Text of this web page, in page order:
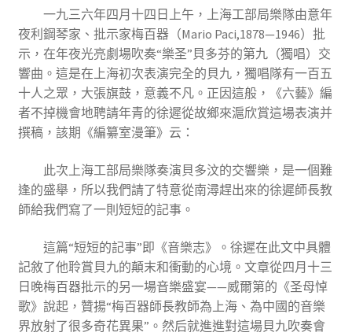
一九三六年四月十四日上午，上海工部局樂隊由意年
夜利鋼琴家、批示家梅百器（Mario Paci,1878—1946）批
示，在年夜光亮劇場吹奏“樂圣”貝多芬的第九（獨唱）交
響曲。這是在上海初次表演完全的貝九，獨唱隊有一百五
十人之眾，大張旗鼓，意義不凡。正因這般，《六藝》編
者不掉機會地聘請年青的徐遲從故鄉來滬欣賞這場表演并
撰稿，該期《編纂室漫筆》云：
此次上海工部局樂隊奏演貝多汶的交響樂，是一個難
逢的盛舉，所以我們請了特意從南潯趕出來的徐遲師長教
師給我們寫了一則短短的記事。
這篇“短短的記事”即《音樂志》。徐遲在此文中具體
記敘了他聆賞貝九的顛末和衝動的心境。文章從四月十三
日晚梅百器批示的另一場音樂盛宴——威爾第的《圣母悼
歌》說起，贊揚“梅百器師長教師為上海、為中國的音樂
界放射了很多奇花異果”。然后就進進對這場貝九吹奏會